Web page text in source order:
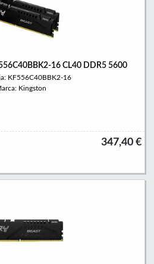
16 CL40 DDR5 5600
KF556C40BBK2-16
Kingston
347,40 €